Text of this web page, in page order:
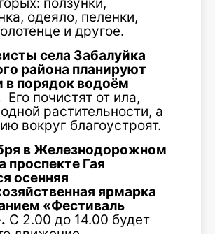
одеяло, пеленки,
и другое.
села Забалуйка
района планируют
в порядок водоём
Его почистят от ила,
растительности, а
вокруг благоустроят.
в Железнодорожном
проспекте Гая
осенняя
ярмарка
«Фестиваль
С 2.00 до 14.00 будет